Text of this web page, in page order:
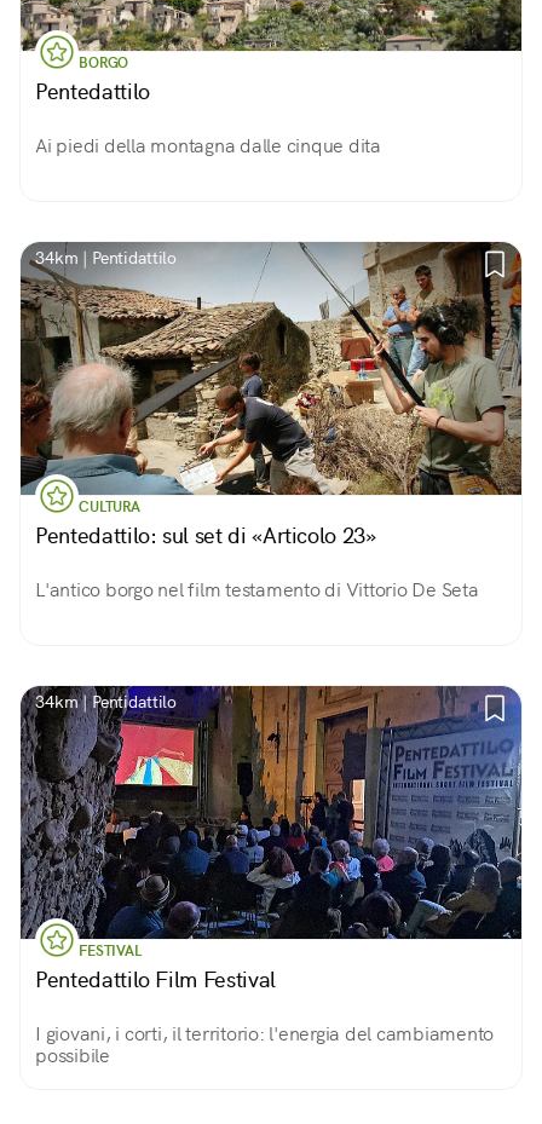
BORGO
Pentedattilo
Ai piedi della montagna dalle cinque dita
34km | Pentidattilo
CULTURA
Pentedattilo: sul set di «Articolo 23»
L'antico borgo nel film testamento di Vittorio De Seta
34km | Pentidattilo
FESTIVAL
Pentedattilo Film Festival
I giovani, i corti, il territorio: l'energia del cambiamento
possibile